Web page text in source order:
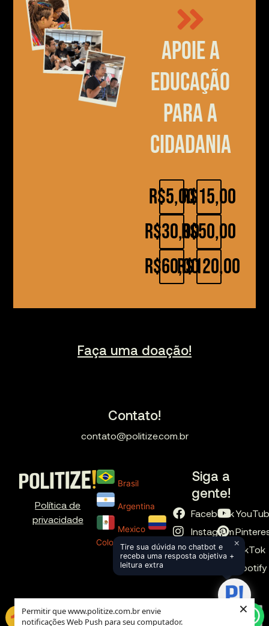
Permitir que www.politize.com.br envie
notificações Web Push para seu computador.
×
Apoie a
educação
para a
cidadania
R$5,00
R$30,00
R$60,00
R$15,00
R$50,00
R$120,00
Faça uma doação!
Contato!
contato@politize.com.br
Política de
privacidade
Brasil
Argentina
Mexico
Colombia
Siga a
gente!
Facebook
Instagram
X
TikTok
Spotify
Tire sua dúvida no chatbot e
receba uma resposta objetiva +
leitura extra
×